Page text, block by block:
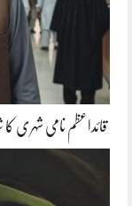
قائداعظم نامی شہری